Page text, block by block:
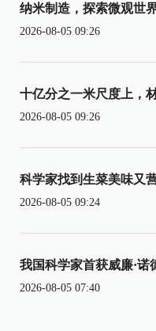
纳米制造，探索微观世
2026-08-05 09:26
十亿分之一米尺度上，
2026-08-05 09:26
科学家找到生菜美味又
2026-08-05 09:24
我国科学家首获威廉·诺
2026-08-05 07:40